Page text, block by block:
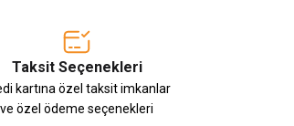
Taksit Seçenekleri
kartına özel taksit imkanlar
ve özel ödeme seçenekleri